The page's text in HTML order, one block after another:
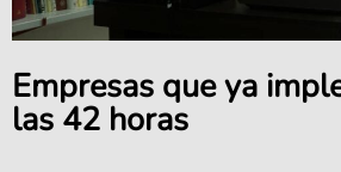
Empresas que ya
las 42 horas